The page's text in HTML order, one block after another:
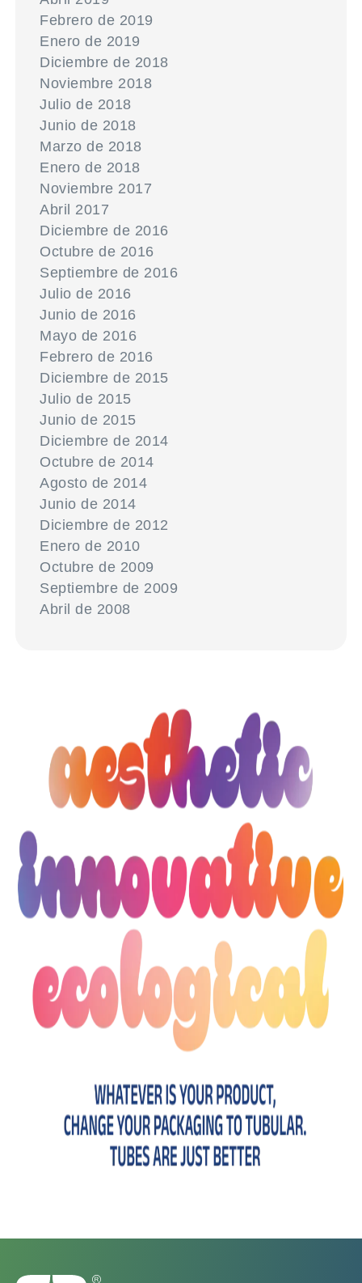
Febrero de 2019
Enero de 2019
Diciembre de 2018
Noviembre 2018
Julio de 2018
Junio de 2018
Marzo de 2018
Enero de 2018
Noviembre 2017
Abril 2017
Diciembre de 2016
Octubre de 2016
Septiembre de 2016
Julio de 2016
Junio de 2016
Mayo de 2016
Febrero de 2016
Diciembre de 2015
Julio de 2015
Junio de 2015
Diciembre de 2014
Octubre de 2014
Agosto de 2014
Junio de 2014
Diciembre de 2012
Enero de 2010
Octubre de 2009
Septiembre de 2009
Abril de 2008